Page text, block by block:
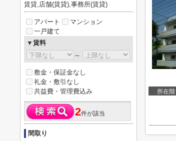
所在階
賃貸,店舗(賃貸),事務所(賃貸)
アパート
マンション
一戸建て
▼賃料
～
敷金・保証金なし
礼金・敷引なし
共益費・管理費込み
2件が該当
間取り